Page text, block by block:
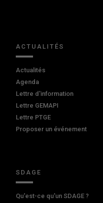
ACTUALITÉS
Actualités
Agenda
Lettre d'information
Lettre GEMAPI
Lettre PTGE
Proposer un événement
SDAGE
Qu'est-ce qu'un SDAGE ?